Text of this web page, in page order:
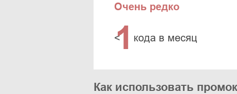
Очень редко
<
1 кода в месяц
Как использовать